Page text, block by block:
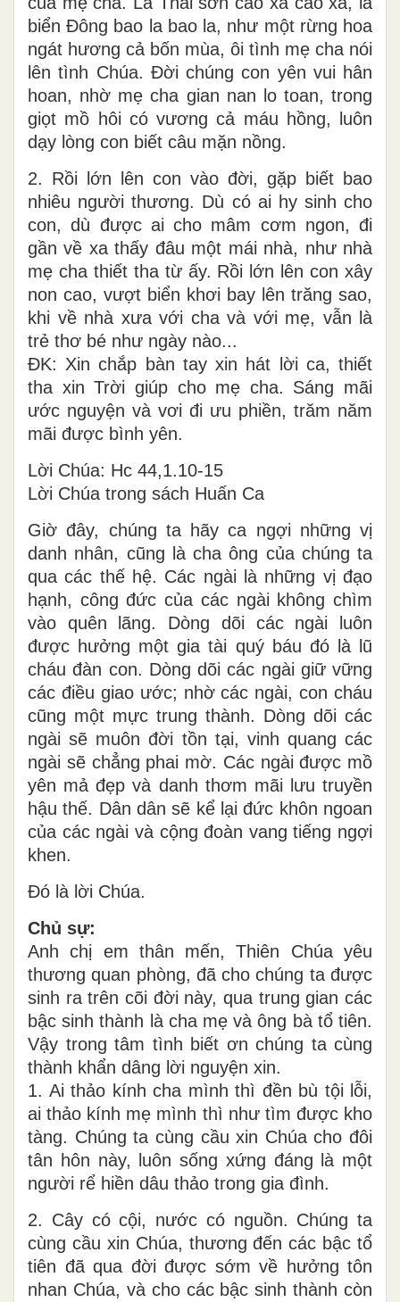
biển Đông bao la bao la, như một rừng hoa
ngát hương cả bốn mùa, ôi tình mẹ cha nói
lên tình Chúa. Đời chúng con yên vui hân
hoan, nhờ mẹ cha gian nan lo toan, trong
giọt mồ hôi có vương cả máu hồng, luôn
dạy lòng con biết câu mặn nồng.
2. Rồi lớn lên con vào đời, gặp biết bao
nhiêu người thương. Dù có ai hy sinh cho
con, dù được ai cho mâm cơm ngon, đi
gần về xa thấy đâu một mái nhà, như nhà
mẹ cha thiết tha từ ấy. Rồi lớn lên con xây
non cao, vượt biển khơi bay lên trăng sao,
khi về nhà xưa với cha và với mẹ, vẫn là
trẻ thơ bé như ngày nào...
ĐK: Xin chắp bàn tay xin hát lời ca, thiết
tha xin Trời giúp cho mẹ cha. Sáng mãi
ước nguyện và vơi đi ưu phiền, trăm năm
mãi được bình yên.
Lời Chúa: Hc 44,1.10-15
Lời Chúa trong sách Huấn Ca
Giờ đây, chúng ta hãy ca ngợi những vị
danh nhân, cũng là cha ông của chúng ta
qua các thế hệ. Các ngài là những vị đạo
hạnh, công đức của các ngài không chìm
vào quên lãng. Dòng dõi các ngài luôn
được hưởng một gia tài quý báu đó là lũ
cháu đàn con. Dòng dõi các ngài giữ vững
các điều giao ước; nhờ các ngài, con cháu
cũng một mực trung thành. Dòng dõi các
ngài sẽ muôn đời tồn tại, vinh quang các
ngài sẽ chẳng phai mờ. Các ngài được mồ
yên mả đẹp và danh thơm mãi lưu truyền
hậu thế. Dân dân sẽ kể lại đức khôn ngoan
của các ngài và cộng đoàn vang tiếng ngợi
khen.
Đó là lời Chúa.
Chủ sự:
Anh chị em thân mến, Thiên Chúa yêu
thương quan phòng, đã cho chúng ta được
sinh ra trên cõi đời này, qua trung gian các
bậc sinh thành là cha mẹ và ông bà tổ tiên.
Vậy trong tâm tình biết ơn chúng ta cùng
thành khẩn dâng lời nguyện xin.
1. Ai thảo kính cha mình thì đền bù tội lỗi,
ai thảo kính mẹ mình thì như tìm được kho
tàng. Chúng ta cùng cầu xin Chúa cho đôi
tân hôn này, luôn sống xứng đáng là một
người rể hiền dâu thảo trong gia đình.
2. Cây có cội, nước có nguồn. Chúng ta
cùng cầu xin Chúa, thương đến các bậc tổ
tiên đã qua đời được sớm về hưởng tôn
nhan Chúa, và cho các bậc sinh thành còn